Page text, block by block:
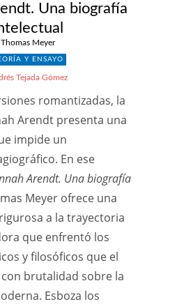
Una biografía
Thomas Meyer
Y ENSAYO
Tejada Gómez
romantizadas, la
Arendt presenta una
impide un
En ese
Arendt. Una biografía
Meyer ofrece una
a la trayectoria
que enfrentó los
y filosóficos que el
brutalidad sobre la
Esboza los